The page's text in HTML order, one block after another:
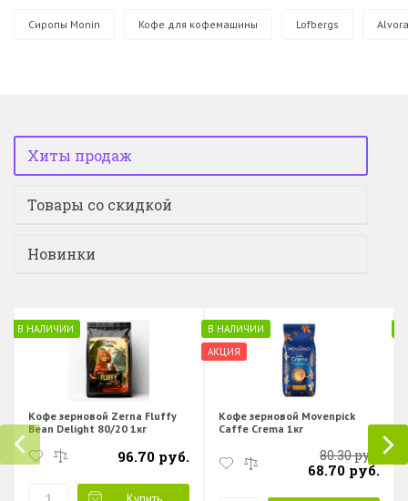
Сиропы Monin Кофе для кофемашины Lofbergs
Хиты продаж
Товары со скидкой
Новинки
В НАЛИЧИИ
Кофе зерновой Zerna Fluffy
Bean Delight 80/20 1кг
96.70 руб.
В НАЛИЧИИ
АКЦИЯ
Кофе зерновой Movenpick
Caffe Crema 1кг
80.30 руб.
68.70 руб.